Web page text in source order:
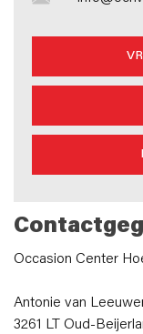
Occasion Center
Antonie van
3261 LT Oud-